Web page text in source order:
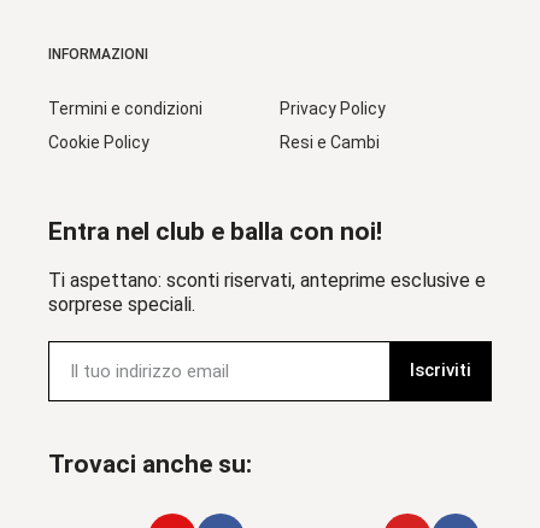
INFORMAZIONI
Termini e condizioni
Cookie Policy
Privacy Policy
Resi e Cambi
Entra nel club e balla con noi!
Ti aspettano: sconti riservati, anteprime esclusive e
sorprese speciali.
Iscriviti
Trovaci anche su: